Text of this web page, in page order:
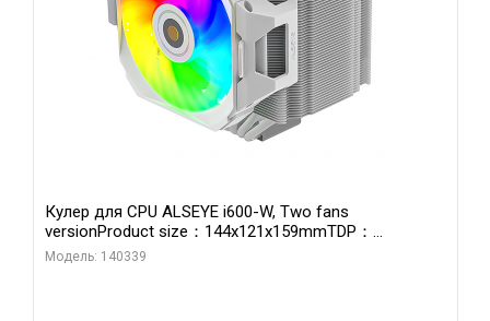
Кулер для CPU ALSEYE i600-W, Two fans
versionProduct size：144x121x159mmTDP：
270WSoldering technology CD textureApplication:Intel：
Модель: 140339